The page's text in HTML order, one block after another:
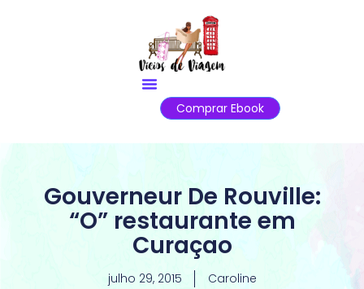
Comprar Ebook
Gouverneur De Rouville:
“O” restaurante em
Curaçao
julho 29, 2015 Caroline